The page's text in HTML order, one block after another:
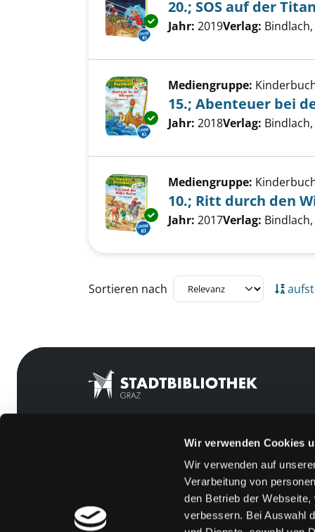
Wir verwenden Cookies
Wir verwenden auf
Verarbeitung von
den Betrieb der
verbessern. Bei Auswahl
Exemplar-Details von 20.;
20.; SOS auf der
Suche nach diesem
Jahr: 2019Verlag:
Exemplar-Details von 15.;
Mediengruppe:
15.; Abenteuer bei
Suche nach diesem
Jahr: 2018Verlag:
Exemplar-Details von 10.; Ritt
Mediengruppe:
10.; Ritt durch den
Suche nach diesem
Jahr: 2017Verlag:
Zu den Suchfiltern springen
Sortieren nach
[kju:b]
Feedback
Kontakt
Über uns
Jobs